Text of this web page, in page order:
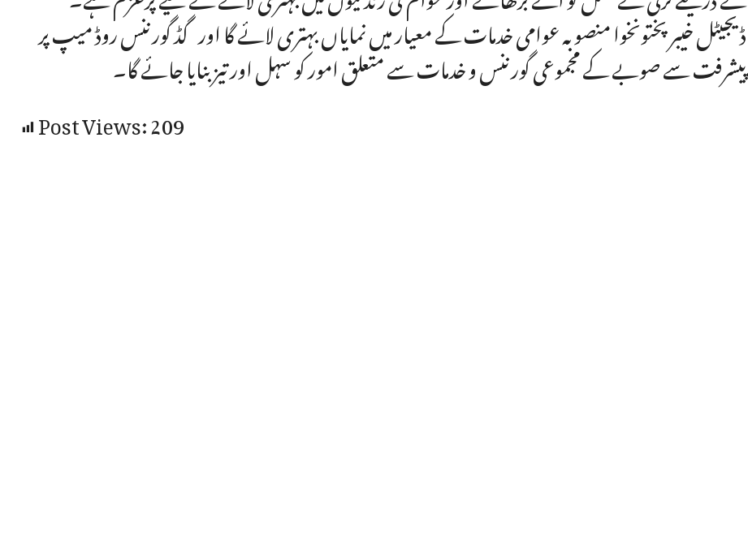
ڈیجیٹل خیبرپختونخوا منصوبہ عوامی خدمات کے معیار میں نمایاں بہتری لائے گا اور گڈ گورننس روڈ میپ پر
پیشرفت سے صوبے کے مجموعی گورننس و خدمات سے متعلق امور کو سہل اور تیز بنایا جائے گا۔
Post Views:209